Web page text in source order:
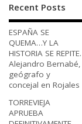
Recent Posts
ESPAÑA SE
QUEMA…Y LA
HISTORIA SE REPITE.
Alejandro Bernabé,
geógrafo y
concejal en Rojales
TORREVIEJA
APRUEBA